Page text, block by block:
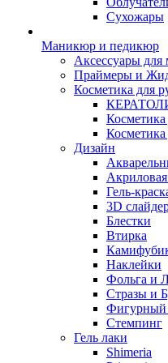
Сухожары
Маникюр и педикюр
Аксессуары
Праймеры и
Косметика для
Косметика
Косметика
Дизайн
Акриловая
Гель-
3D
Блестки
Втирка
Наклейки
Фольга и
Стразы и
Фигурный
Стемпинг
Гель лаки
Shimeria